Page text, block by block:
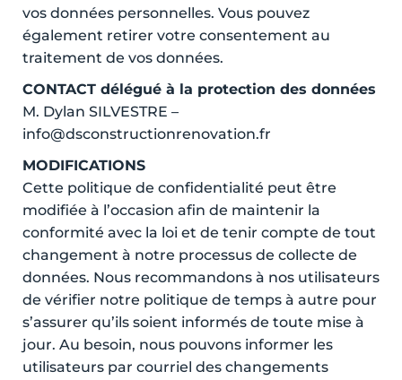
vos données personnelles. Vous pouvez
également retirer votre consentement au
traitement de vos données.
CONTACT délégué à la protection des données
M. Dylan SILVESTRE –
info@dsconstructionrenovation.fr
MODIFICATIONS
Cette politique de confidentialité peut être
modifiée à l’occasion afin de maintenir la
conformité avec la loi et de tenir compte de tout
changement à notre processus de collecte de
données. Nous recommandons à nos utilisateurs
de vérifier notre politique de temps à autre pour
s’assurer qu’ils soient informés de toute mise à
jour. Au besoin, nous pouvons informer les
utilisateurs par courriel des changements